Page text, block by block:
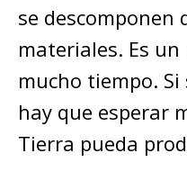
se descomponen
materiales. Es un
mucho tiempo.
hay que esperar
Tierra pueda